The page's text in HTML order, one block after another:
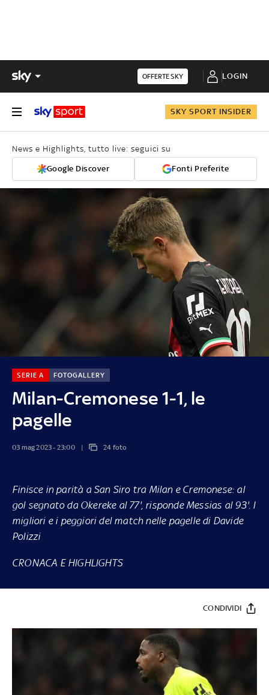
OFFERTE SKY LOGIN
SKY SPORT INSIDER
News e Highlights, tutto live: seguici su
Google Discover Fonti Preferite
Milan-Cremonese 1-1, le
pagelle
SERIE A FOTOGALLERY
03 mag 2023 - 23:00 24 foto
Finisce in parità a San Siro tra Milan e Cremonese: al
gol segnato da Okereke al 77', risponde Messias al 93'. I
migliori e i peggiori del match nelle pagelle di Davide
Polizzi
CRONACA E HIGHLIGHTS
CONDIVIDI